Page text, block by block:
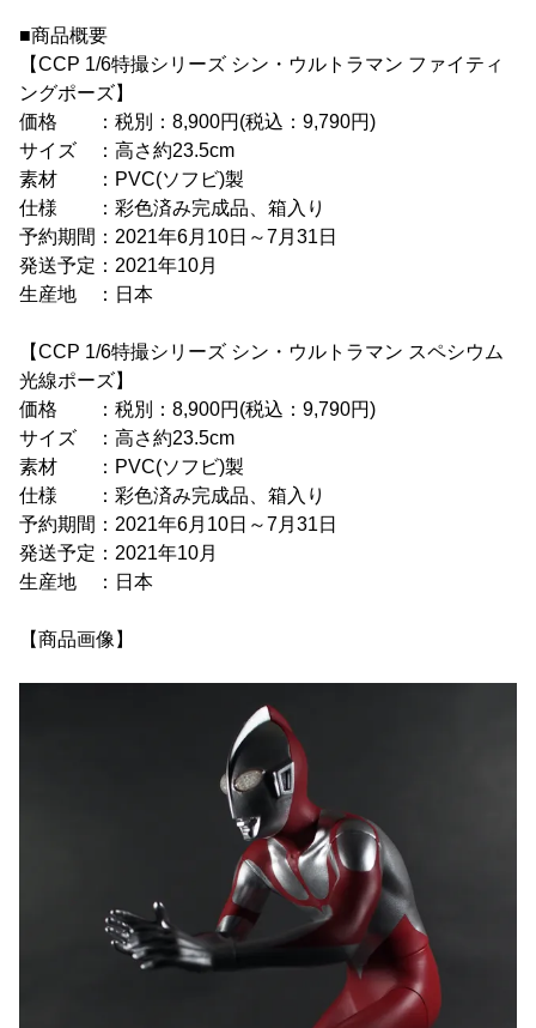
■商品概要
【CCP 1/6特撮シリーズ シン・ウルトラマン ファイティ
ングポーズ】
価格 ：税別：8,900円(税込：9,790円)
サイズ ：高さ約23.5cm
素材 ：PVC(ソフビ)製
仕様 ：彩色済み完成品、箱入り
予約期間：2021年6月10日～7月31日
発送予定：2021年10月
生産地 ：日本
【CCP 1/6特撮シリーズ シン・ウルトラマン スペシウム
光線ポーズ】
価格 ：税別：8,900円(税込：9,790円)
サイズ ：高さ約23.5cm
素材 ：PVC(ソフビ)製
仕様 ：彩色済み完成品、箱入り
予約期間：2021年6月10日～7月31日
発送予定：2021年10月
生産地 ：日本
【商品画像】